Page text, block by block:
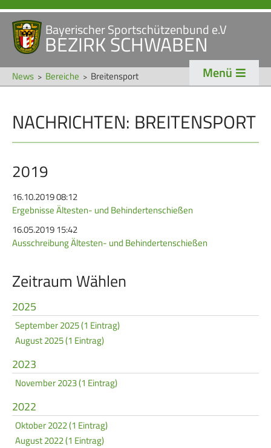
Bayerischer Sportschützenbund e.V
BEZIRK SCHWABEN
News Bereiche Breitensport Menü
NACHRICHTEN: BREITENSPORT
2019
16.10.2019 08:12
Ergebnisse Ältesten- und Behindertenschießen
16.05.2019 15:42
Ausschreibung Ältesten- und Behindertenschießen
Zeitraum Wählen
2025
September 2025 (1 Eintrag)
August 2025 (1 Eintrag)
2023
November 2023 (1 Eintrag)
2022
Oktober 2022 (1 Eintrag)
August 2022 (1 Eintrag)
Navigation
überspringen
STARTSEITE
VERANSTALTUNGEN
NEWS
überspringen
VERBAND
Veranstaltungen
Bezirk Schwaben
Gaue & Mitglieder
Referenten
Service
TRADITION
Schützentradition
Oktoberfest
SPORT
Schützensport
Meisterschaften
Bogen
Senioren-Auflage
Kader
JUGEND